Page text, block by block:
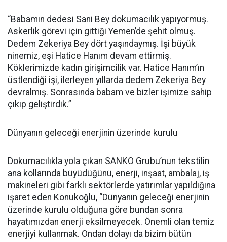
“Babamın dedesi Sani Bey dokumacılık yapıyormuş.
Askerlik görevi için gittiği Yemen’de şehit olmuş.
Dedem Zekeriya Bey dört yaşındaymış. İşi büyük
ninemiz, eşi Hatice Hanım devam ettirmiş.
Köklerimizde kadın girişimcilik var. Hatice Hanım’ın
üstlendiği işi, ilerleyen yıllarda dedem Zekeriya Bey
devralmış. Sonrasında babam ve bizler işimize sahip
çıkıp geliştirdik.”
Dünyanın geleceği enerjinin üzerinde kurulu
Dokumacılıkla yola çıkan SANKO Grubu’nun tekstilin
ana kollarında büyüdüğünü, enerji, inşaat, ambalaj, iş
makineleri gibi farklı sektörlerde yatırımlar yapıldığına
işaret eden Konukoğlu, “Dünyanın geleceği enerjinin
üzerinde kurulu olduğuna göre bundan sonra
hayatımızdan enerji eksilmeyecek. Önemli olan temiz
enerjiyi kullanmak. Ondan dolayı da bizim bütün